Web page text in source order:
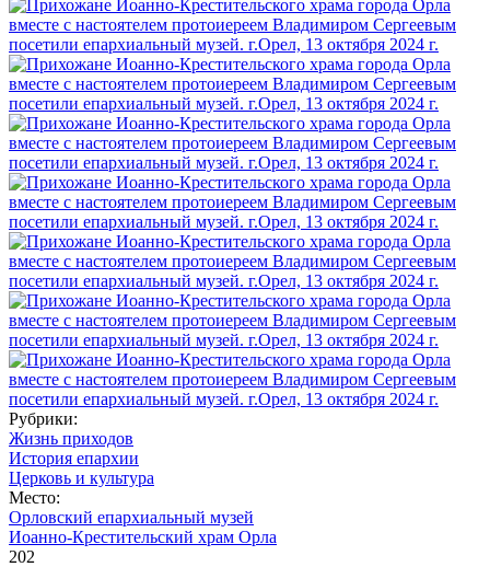
Рубрики:
Жизнь приходов
История епархии
Церковь и культура
Место:
Орловский епархиальный музей
Иоанно-Крестительский храм Орла
202